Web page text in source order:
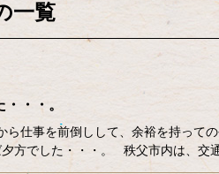
一覧
・・。
ら仕事を前倒しして、余裕を持っ
夕方でした・・・。 秩父市内は、